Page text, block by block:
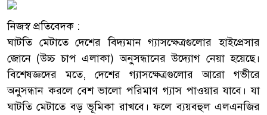
নিজস্ব প্রতিবেদক :
ঘাটতি মেটাতে দেশের বিদ্যমান গ্যাসক্ষেত্রগুলোর হাইপ্রেসার
জোনে (উচ্চ চাপ এলাকা) অনুসন্ধানের উদ্যোগ নেয়া হয়েছে।
বিশেষজ্ঞদের মতে, দেশের গ্যাসক্ষেত্রগুলোর আরো গভীরে
অনুসন্ধান করলে বেশ ভালো পরিমাণ গ্যাস পাওয়ার যাবে। যা
ঘাটতি মেটাতে বড় ভূমিকা রাখবে। ফলে ব্যয়বহুল এলএনজির